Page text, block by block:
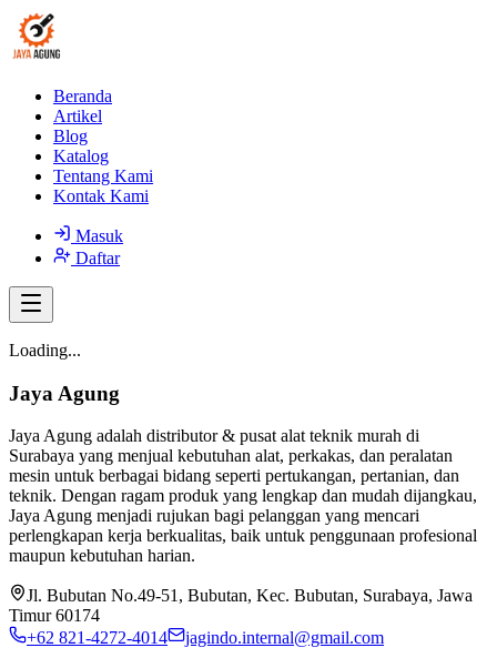
Beranda
Artikel
Blog
Katalog
Tentang Kami
Kontak Kami
Masuk
Daftar
Loading...
Jaya Agung
Jaya Agung adalah distributor & pusat alat teknik murah di
Surabaya yang menjual kebutuhan alat, perkakas, dan peralatan
mesin untuk berbagai bidang seperti pertukangan, pertanian, dan
teknik. Dengan ragam produk yang lengkap dan mudah dijangkau,
Jaya Agung menjadi rujukan bagi pelanggan yang mencari
perlengkapan kerja berkualitas, baik untuk penggunaan profesional
maupun kebutuhan harian.
Jl. Bubutan No.49-51, Bubutan, Kec. Bubutan, Surabaya, Jawa
Timur 60174
+62 821-4272-4014
jagindo.internal@gmail.com